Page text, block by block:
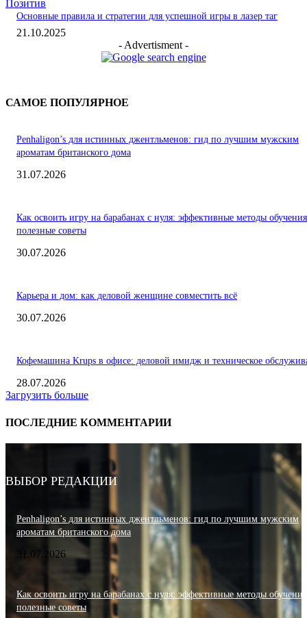
Позитив
Основные правила и стратегии для успешной игры в лазер таг
21.10.2025
- Advertisment -
САМОЕ ПОПУЛЯРНОЕ
Penhaligon’s для истинных джентльменов: гид по лучшим мужским
ароматам британского дома
31.07.2026
Как освоить игру на барабанах с нуля: эффективные методы
полезные советы
30.07.2026
Карьера и дом: как деловой женщине совместить всё
30.07.2026
Кофемашина Krups в офисе: деловой имидж и техническое
28.07.2026
Загрузить больше
ПОСЛЕДНИЕ КОММЕНТАРИИ
ВЫБОР РЕДАКЦИИ
Penhaligon’s для истинных джентльменов: гид по лучшим мужским
ароматам британского дома
31.07.2026
Как освоить игру на барабанах с нуля: эффективные методы
полезные советы